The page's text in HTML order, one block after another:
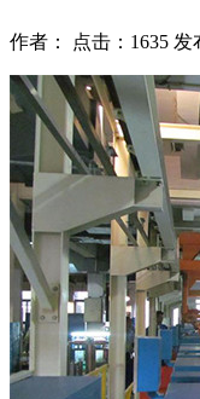
作者： 点击：1635 发